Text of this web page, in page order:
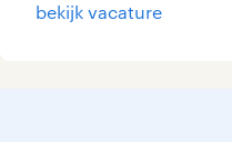
bekijk vacature